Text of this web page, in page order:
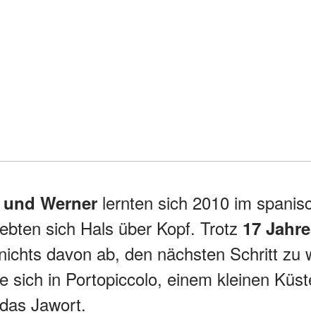
Werner lernten sich 2010 im
sich Hals über Kopf. Trotz 17
davon ab, den nächsten Schritt zu
sich in Portopiccolo, einem kleinen
Jawort.